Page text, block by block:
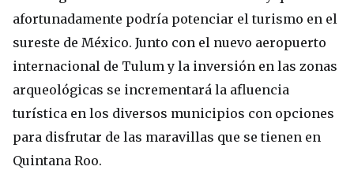
afortunadamente podría potenciar el turismo en el
sureste de México. Junto con el nuevo aeropuerto
internacional de Tulum y la inversión en las zonas
arqueológicas se incrementará la afluencia
turística en los diversos municipios con opciones
para disfrutar de las maravillas que se tienen en
Quintana Roo.